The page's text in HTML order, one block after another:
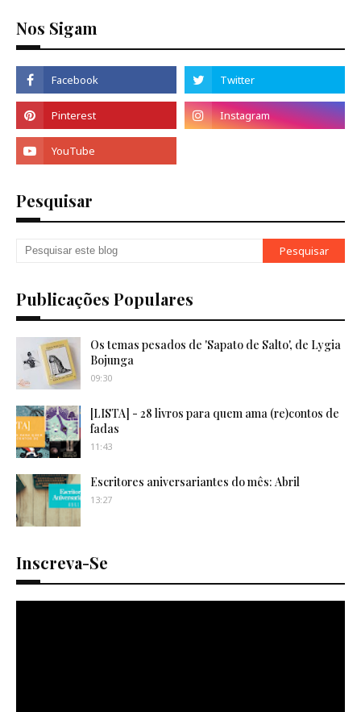
Nos Sigam
Pesquisar
Publicações Populares
Os temas pesados de 'Sapato de Salto', de Lygia
Bojunga
09:30
[LISTA] - 28 livros para quem ama (re)contos de
fadas
11:43
Escritores aniversariantes do mês: Abril
13:27
Inscreva-Se